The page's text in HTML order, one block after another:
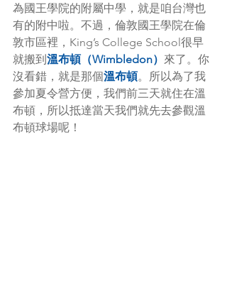
為國王學院的附屬中學，就是咱台灣也
有的附中啦。不過，倫敦國王學院在倫
敦市區裡，King’s College School很早
就搬到溫布頓（Wimbledon） 來了。你
沒看錯，就是那個溫布頓。所以為了我
參加夏令營方便，我們前三天就住在溫
布頓，所以抵達當天我們就先去參觀溫
布頓球場呢！